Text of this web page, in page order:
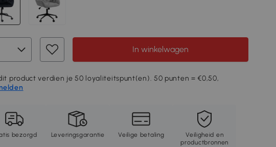
In winkelwagen
product verdien je 50 loyaliteitspunt(en). 50 punten = €0,50,
bezorgd Leveringsgarantie Veilige betaling
Veiligheid en
productbronnen